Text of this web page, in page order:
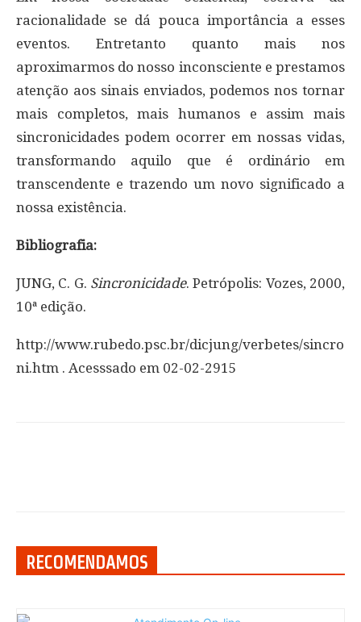
racionalidade se dá pouca importância a esses
eventos. Entretanto quanto mais nos
aproximarmos do nosso inconsciente e prestamos
atenção aos sinais enviados, podemos nos tornar
mais completos, mais humanos e assim mais
sincronicidades podem ocorrer em nossas vidas,
transformando aquilo que é ordinário em
transcendente e trazendo um novo significado a
nossa existência.
Bibliografia:
JUNG, C. G. Sincronicidade. Petrópolis: Vozes, 2000,
10ª edição.
http://www.rubedo.psc.br/dicjung/verbetes/sincro
ni.htm . Acesssado em 02-02-2915
RECOMENDAMOS